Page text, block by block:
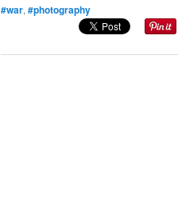
#war, #photography